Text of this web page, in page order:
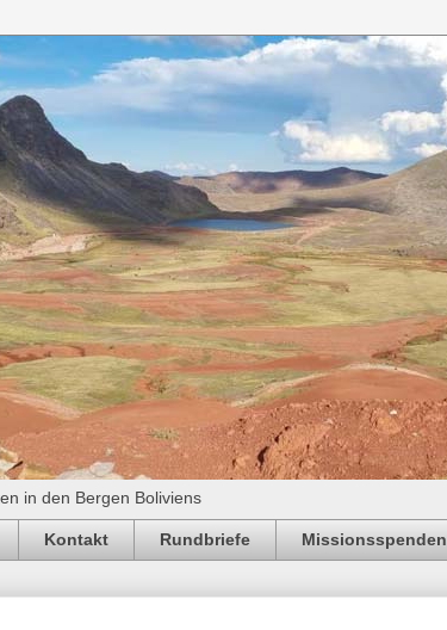
in den Bergen Boliviens
Kontakt Rundbriefe Missionsspenden